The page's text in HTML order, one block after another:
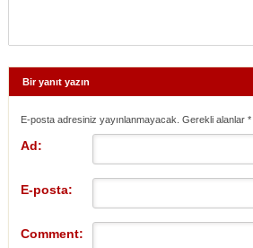
Bir yanıt yazın
E-posta adresiniz yayınlanmayacak. Gerekli alanlar *
Ad:
E-posta:
Comment: